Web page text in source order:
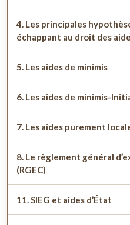
4. Les principales
échappant au droit des
5. Les aides de minimis
6. Les aides de minimis-
7. Les aides purement
8. Le règlement général
(RGEC)
11. SIEG et aides d’État